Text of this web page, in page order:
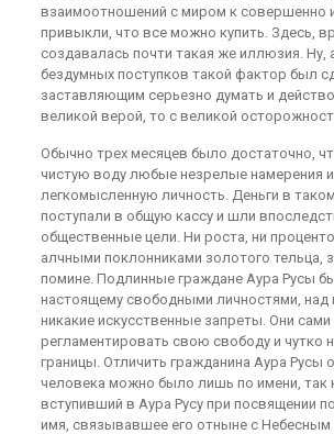
взаимоотношений с миром к совершенно
привыкли, что все можно купить. Здесь,
создавалась почти такая же иллюзия. Ну,
бездумных поступков такой фактор был
заставляющим серьезно думать и
великой верой, то с великой
Обычно трех месяцев было достаточно,
чистую воду любые незрелые намерения
легкомысленную личность. Деньги в
поступали в общую кассу и шли
общественные цели. Ни роста, ни
алчными поклонниками золотого тельца,
помине. Подлинные граждане Аура Русы
настоящему свободными личностями, над
никакие искусственные запреты. Они сами
регламентировать свою свободу и чутко
границы. Отличить гражданина Аура Русы
человека можно было лишь по имени, так
вступивший в Аура Русу при посвящении
имя, связывавшее его отныне с Небесным